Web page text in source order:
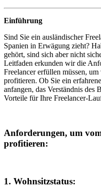
Einführung
Sind Sie ein ausländischer
Spanien in Erwägung zieht?
gehört, sind sich aber nicht
Leitfaden erkunden wir die
Freelancer erfüllen müssen,
profitieren. Ob Sie ein
anfangen, das Verständnis des
Vorteile für Ihre Freelancer-
Anforderungen, um
profitieren:
1. Wohnsitzstatus: